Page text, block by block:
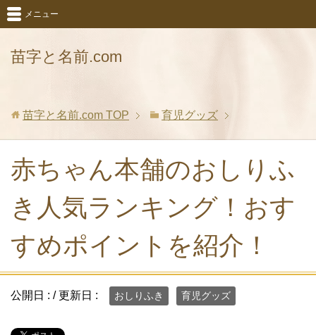
苗字と名前.com
メニュー
苗字と名前.com TOP 育児グッズ
赤ちゃん本舗のおしりふ
き人気ランキング！おす
すめポイントを紹介！
公開日 : / 更新日 : おしりふき 育児グッズ